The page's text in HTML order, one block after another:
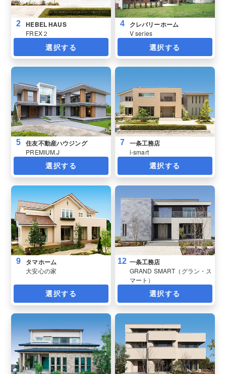
2 HEBEL HAUS
FREX２
選択する
4 クレバリーホーム
V series
選択する
5 住友不動産ハウジング
PREMIUM.J
選択する
7 一条工務店
i-smart
選択する
9 タマホーム
大安心の家
選択する
12 一条工務店
GRAND SMART（グラン・ス
マート）
選択する